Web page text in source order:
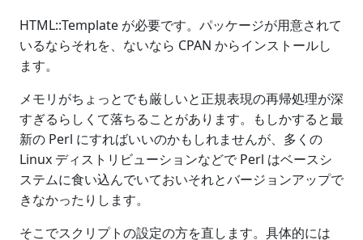
HTML::Template が必要です。パッケージが用意されて
いるならそれを、ないなら CPAN からインストールし
ます。
メモリがちょっとでも厳しいと正規表現の再帰処理が深
すぎるらしくて落ちることがあります。もしかすると最
新の Perl にすればいいのかもしれませんが、多くの
Linux ディストリビューションなどで Perl はベースシ
ステムに食い込んでいておいそれとバージョンアップで
きなかったりします。
そこでスクリプトの設定の方を直します。具体的には